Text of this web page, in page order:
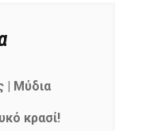
| Μύδια
κρασί!